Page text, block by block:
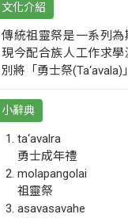
文化介紹
傳統祖靈祭是一系列為
現今配合族人工作求
別將「勇士祭(Ta‘avala)
小辭典
ta‘avalra
勇士成年禮
molapangolai
祖靈祭
asavasavahe